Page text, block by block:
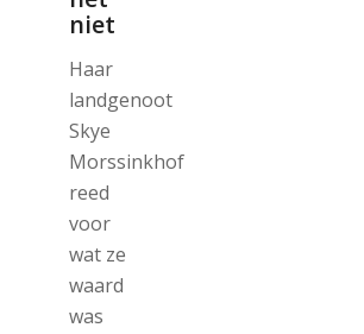
niet
Haar
landgenoot
Skye
Morssinkhof
reed
voor
wat ze
waard
was